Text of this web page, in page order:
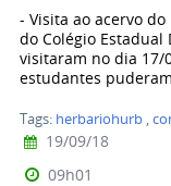
- Visita ao acervo
do Colégio Estadual
visitaram no dia 17/
estudantes
Tags: herbariohurb ,
19/09/18
09h01